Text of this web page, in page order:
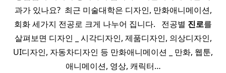
과가 있나요? ​ 최근 미술대학은 디자인, 만화애니메이션,
회화 세가지 전공로 크게 나누어 집니다. ​ ​ 전공별 진로를
살펴보면 디자인 _ 시각디자인, 제품디자인, 의상디자인,
UI디자인, 자동차디자인 등 만화애니메이션 _ 만화, 웹툰,
애니메이션, 영상, 캐릭터…